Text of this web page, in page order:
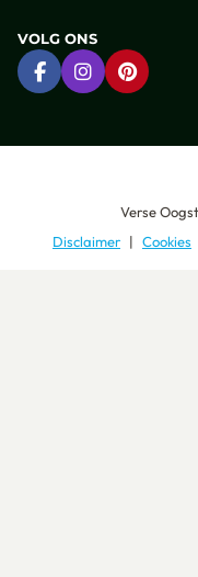
VOLG ONS
Ga naar Facebook
Ga naarGa naar
Verse Oogst
Disclaimer
Cookies